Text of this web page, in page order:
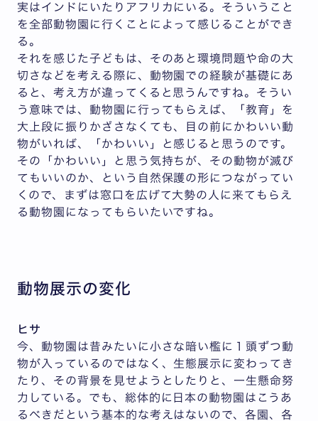
実はインドにいたりアフリカにいる。そういうこと
を全部動物園に行くことによって感じることができ
る。
それを感じた子どもは、そのあと環境問題や命の大
切さなどを考える際に、動物園での経験が基礎にあ
ると、考え方が違ってくると思うんですね。そうい
う意味では、動物園に行ってもらえば、「教育」を
大上段に振りかざさなくても、目の前にかわいい動
物がいれば、「かわいい」と感じると思うのです。
その「かわいい」と思う気持ちが、その動物が滅び
てもいいのか、という自然保護の形につながってい
くので、まずは窓口を広げて大勢の人に来てもらえ
る動物園になってもらいたいですね。
動物展示の変化
ヒサ
今、動物園は昔みたいに小さな暗い檻に１頭ずつ動
物が入っているのではなく、生態展示に変わってき
たり、その背景を見せようとしたりと、一生懸命努
力している。でも、総体的に日本の動物園はこうあ
るべきだという基本的な考えはないので、各園、各